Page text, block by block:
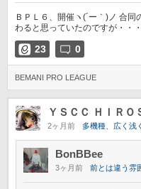
ＢＰＬ６、開催ヽ(´ー｀)ノ 合
わると思っていたのですが・・
23 0
BEMANI PRO LEAGUE
ＹＳＣＣ ＨＩＲＯ
2ヶ月前 多機種、広く浅
BonBBee
3ヶ月前 前とは違う雰